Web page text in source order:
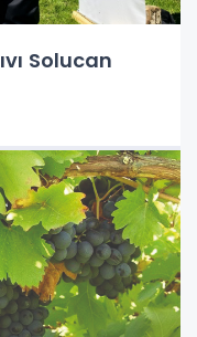
Solucan